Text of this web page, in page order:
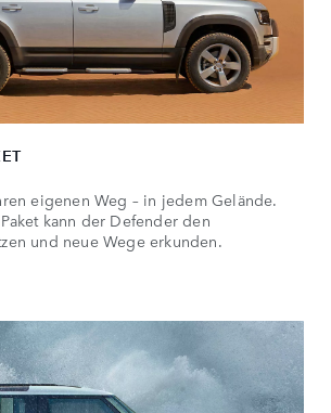
eigenen Weg – in jedem Gelände.
kann der Defender den
und neue Wege erkunden.